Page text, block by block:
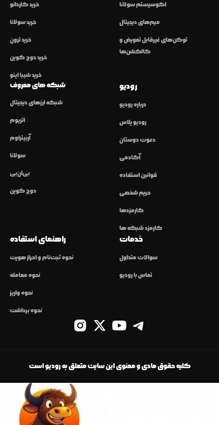
خرید کاردانو
خرید سولانا
خرید ترون
خرید دوج کوین
خرید شیبا اینو
اکوسیستم سولانا
میم‌های دیجیتال
توکن‌های غیرقابل تعویض و
کالکشن‌ها
شبکه های معروف
شبکه ارزهای دیجیتال
اتریوم
آربیتراوم
سولانا
بی‌ان‌بی
دوج کوین
رودیو
درباره رودیو
رودیو پلاس
دعوت دوستان
آکادمی
قوانین استفاده
حریم شخصی
کارمزدها
کارمزد شبکه ها
راهنمای استفاده
نحوه ثبت‌نام و احراز هویت
نحوه معامله
نحوه واریز
نحوه برداشت
خدمات
سوالات متداول
تماس با رودیو
کلیه حقوق مادی و معنوی این سایت متعلق به رودیو است